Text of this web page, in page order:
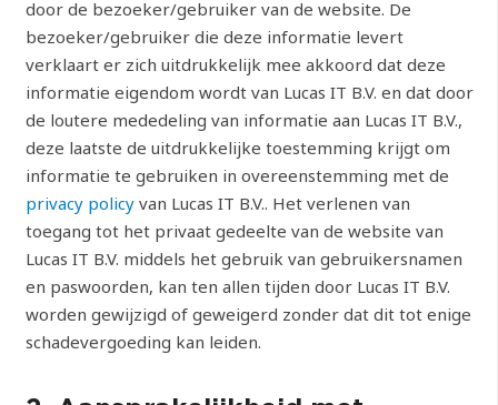
door de bezoeker/gebruiker van de website. De
bezoeker/gebruiker die deze informatie levert
verklaart er zich uitdrukkelijk mee akkoord dat deze
informatie eigendom wordt van Lucas IT B.V. en dat door
de loutere mededeling van informatie aan Lucas IT B.V.,
deze laatste de uitdrukkelijke toestemming krijgt om
informatie te gebruiken in overeenstemming met de
privacy policyvan Lucas IT B.V.. Het verlenen van
toegang tot het privaat gedeelte van de website van
Lucas IT B.V. middels het gebruik van gebruikersnamen
en paswoorden, kan ten allen tijden door Lucas IT B.V.
worden gewijzigd of geweigerd zonder dat dit tot enige
schadevergoeding kan leiden.